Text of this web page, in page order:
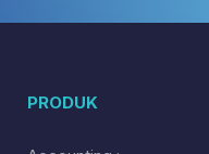
PRODUK